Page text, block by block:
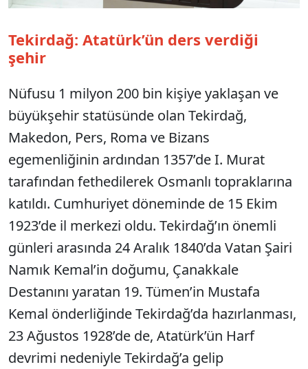
Tekirdağ: Atatürk’ün ders verdiği
şehir
Nüfusu 1 milyon 200 bin kişiye yaklaşan ve
büyükşehir statüsünde olan Tekirdağ,
Makedon, Pers, Roma ve Bizans
egemenliğinin ardından 1357’de I. Murat
tarafından fethedilerek Osmanlı topraklarına
katıldı. Cumhuriyet döneminde de 15 Ekim
1923’de il merkezi oldu. Tekirdağ’ın önemli
günleri arasında 24 Aralık 1840’da Vatan Şairi
Namık Kemal’in doğumu, Çanakkale
Destanını yaratan 19. Tümen’in Mustafa
Kemal önderliğinde Tekirdağ’da hazırlanması,
23 Ağustos 1928’de de, Atatürk’ün Harf
devrimi nedeniyle Tekirdağ’a gelip